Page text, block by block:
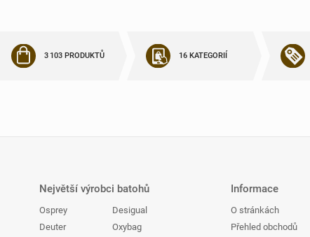
3 103 PRODUKTŮ 16 KATEGORIÍ
Největší výrobci batohů
Osprey
Deuter
Desigual
Oxybag
Informace
O stránkách
Přehled obchodů